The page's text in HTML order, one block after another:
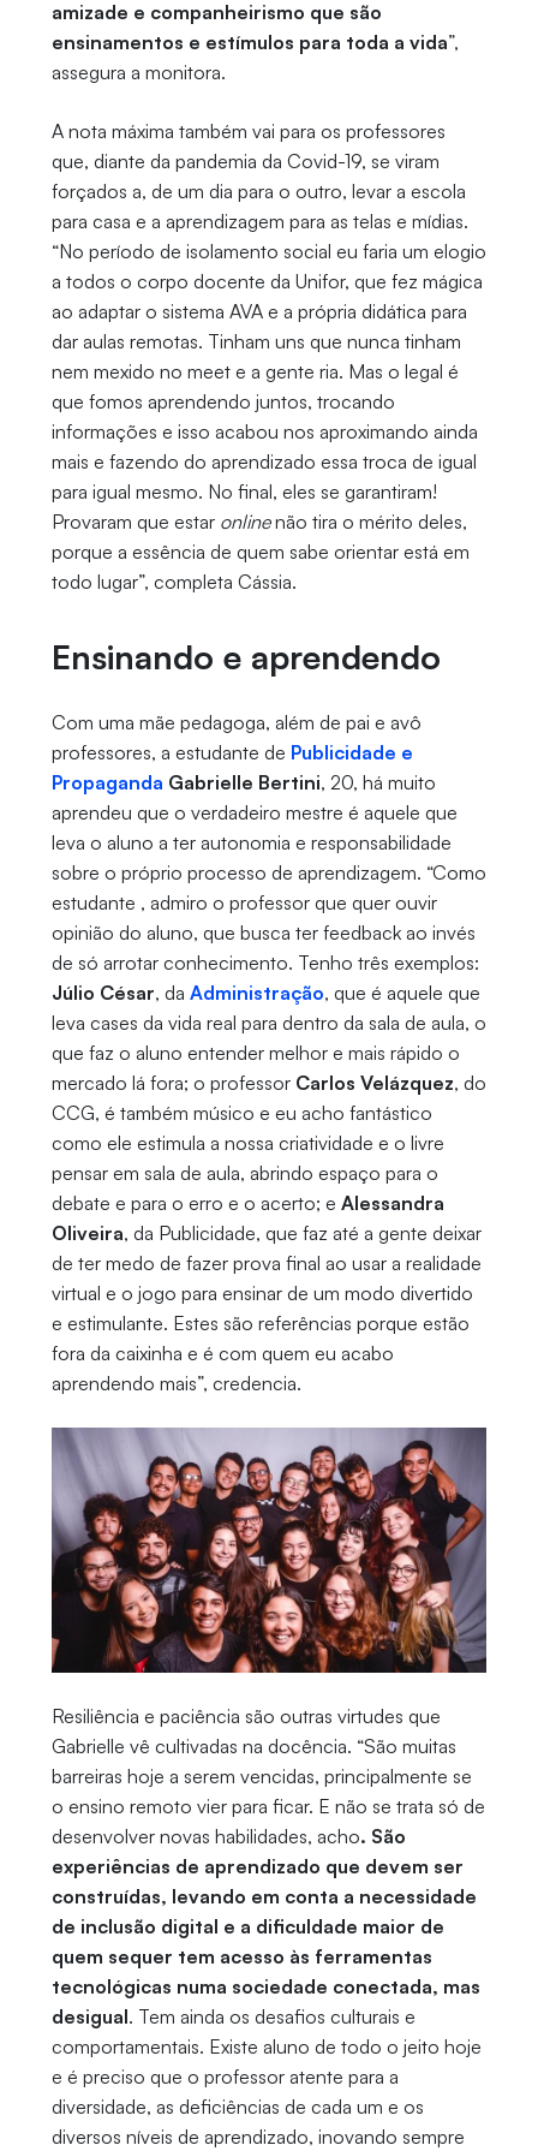
amizade e companheirismo que são
ensinamentos e estímulos para toda a vida”,
assegura a monitora.
A nota máxima também vai para os professores
que, diante da pandemia da Covid-19, se viram
forçados a, de um dia para o outro, levar a escola
para casa e a aprendizagem para as telas e mídias.
“No período de isolamento social eu faria um elogio
a todos o corpo docente da Unifor, que fez mágica
ao adaptar o sistema AVA e a própria didática para
dar aulas remotas. Tinham uns que nunca tinham
nem mexido no meet e a gente ria. Mas o legal é
que fomos aprendendo juntos, trocando
informações e isso acabou nos aproximando ainda
mais e fazendo do aprendizado essa troca de igual
para igual mesmo. No final, eles se garantiram!
Provaram que estar onlinenão tira o mérito deles,
porque a essência de quem sabe orientar está em
todo lugar”, completa Cássia.
Ensinando e aprendendo
Com uma mãe pedagoga, além de pai e avô
professores, a estudante de Publicidade e
Propaganda Gabrielle Bertini, 20, há muito
aprendeu que o verdadeiro mestre é aquele que
leva o aluno a ter autonomia e responsabilidade
sobre o próprio processo de aprendizagem. “Como
estudante , admiro o professor que quer ouvir
opinião do aluno, que busca ter feedback ao invés
de só arrotar conhecimento. Tenho três exemplos:
Júlio César, da Administração, que é aquele que
leva cases da vida real para dentro da sala de aula, o
que faz o aluno entender melhor e mais rápido o
mercado lá fora; o professorCarlos Velázquez, do
CCG, é também músico e eu acho fantástico
como ele estimula a nossa criatividade e o livre
pensar em sala de aula, abrindo espaço para o
debate e para o erro e o acerto; e Alessandra
Oliveira, da Publicidade, que faz até a gente deixar
de ter medo de fazer prova final ao usar a realidade
virtual e o jogo para ensinar de um modo divertido
e estimulante. Estes são referências porque estão
fora da caixinha e é com quem eu acabo
aprendendo mais”, credencia.
Resiliência e paciência são outras virtudes que
Gabrielle vê cultivadas na docência. “São muitas
barreiras hoje a serem vencidas, principalmente se
o ensino remoto vier para ficar. E não se trata só de
desenvolver novas habilidades, acho. São
experiências de aprendizado que devem ser
construídas, levando em conta a necessidade
de inclusão digital e a dificuldade maior de
quem sequer tem acesso às ferramentas
tecnológicas numa sociedade conectada, mas
desigual. Tem ainda os desafios culturais e
comportamentais. Existe aluno de todo o jeito hoje
e é preciso que o professor atente para a
diversidade, as deficiências de cada um e os
diversos níveis de aprendizado, inovando sempre